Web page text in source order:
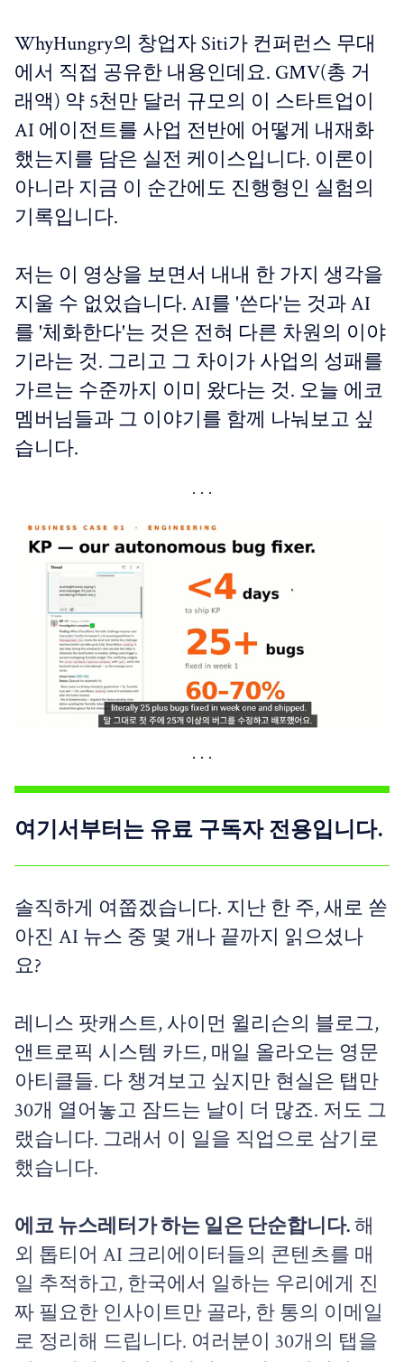
WhyHungry의 창업자 Siti가 컨퍼런스 무대
에서 직접 공유한 내용인데요. GMV(총 거
래액) 약 5천만 달러 규모의 이 스타트업이
AI 에이전트를 사업 전반에 어떻게 내재화
했는지를 담은 실전 케이스입니다. 이론이
아니라 지금 이 순간에도 진행형인 실험의
기록입니다.
저는 이 영상을 보면서 내내 한 가지 생각을
지울 수 없었습니다. AI를 '쓴다'는 것과 AI
를 '체화한다'는 것은 전혀 다른 차원의 이야
기라는 것. 그리고 그 차이가 사업의 성패를
가르는 수준까지 이미 왔다는 것. 오늘 에코
멤버님들과 그 이야기를 함께 나눠보고 싶
습니다.
여기서부터는 유료 구독자 전용입니다.
솔직하게 여쭙겠습니다. 지난 한 주, 새로 쏟
아진 AI 뉴스 중 몇 개나 끝까지 읽으셨나
요?
레니스 팟캐스트, 사이먼 윌리슨의 블로그,
앤트로픽 시스템 카드, 매일 올라오는 영문
아티클들. 다 챙겨보고 싶지만 현실은 탭만
30개 열어놓고 잠드는 날이 더 많죠. 저도 그
랬습니다. 그래서 이 일을 직업으로 삼기로
했습니다.
에코 뉴스레터가 하는 일은 단순합니다.해
외 톱티어 AI 크리에이터들의 콘텐츠를 매
일 추적하고, 한국에서 일하는 우리에게 진
짜 필요한 인사이트만 골라, 한 통의 이메일
로 정리해 드립니다. 여러분이 30개의 탭을